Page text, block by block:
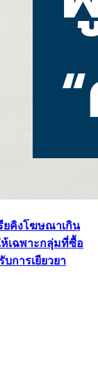
ยคิงโฆษณาเกิน
ห้เฉพาะกลุ่มที่ซื้อ
การเยียวยา